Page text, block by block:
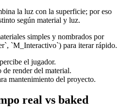
la luz con la superficie; por eso
según material y luz.
simples y nombrados por
`M_Interactivo`) para iterar rápido.
el jugador.
de render del material.
mantenimiento del proyecto.
real vs baked